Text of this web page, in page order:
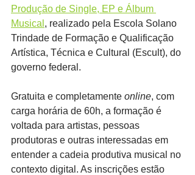
Produção de Single, EP e Álbum
Musical , realizado pela Escola Solano
Trindade de Formação e Qualificação
Artística, Técnica e Cultural (Escult), do
governo federal.
Gratuita e completamente online, com
carga horária de 60h, a formação é
voltada para artistas, pessoas
produtoras e outras interessadas em
entender a cadeia produtiva musical no
contexto digital. As inscrições estão